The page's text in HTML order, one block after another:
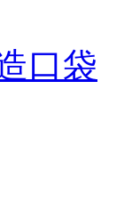
口袋